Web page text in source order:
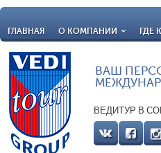
ГЛАВНАЯ О КОМПАНИИ ГДЕ
ВАШ
ВЕДИТУР В